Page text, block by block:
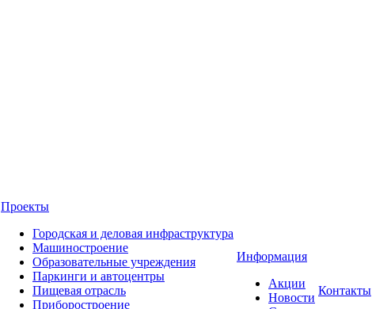
Проекты
Городская и деловая инфраструктура
Машиностроение
Образовательные учреждения
Паркинги и автоцентры
Пищевая отрасль
Приборостроение
Информация
Акции
Новости
Контакты